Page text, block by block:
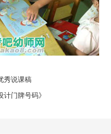
秀说课稿
门牌号码》